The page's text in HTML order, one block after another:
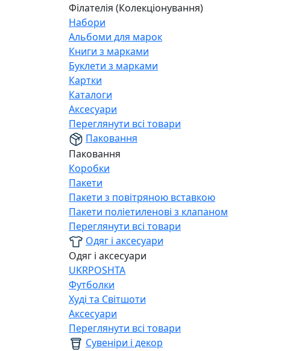
Філателія (Колекціонування)
Набори
Альбоми для марок
Книги з марками
Буклети з марками
Картки
Каталоги
Аксесуари
Переглянути всі товари
Паковання
Паковання
Коробки
Пакети
Пакети з повітряною вставкою
Пакети поліетиленові з клапаном
Переглянути всі товари
Одяг і аксесуари
Одяг і аксесуари
UKRPOSHTA
Футболки
Худі та Світшоти
Аксесуари
Переглянути всі товари
Сувеніри і декор